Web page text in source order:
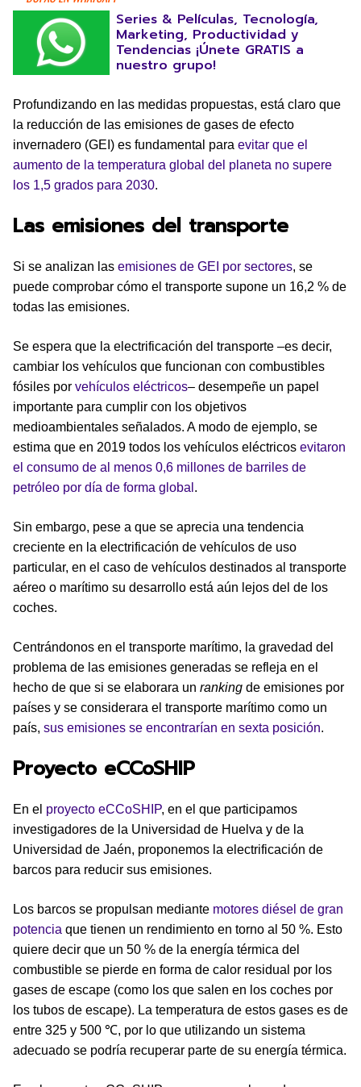
Series & Películas, Tecnología,
Marketing, Productividad y
Tendencias ¡Únete GRATIS a
nuestro grupo!
Profundizando en las medidas propuestas, está claro que
la reducción de las emisiones de gases de efecto
invernadero (GEI) es fundamental para evitar que el
aumento de la temperatura global del planeta no supere
los 1,5 grados para 2030.
Las emisiones del transporte
Si se analizan las emisiones de GEI por sectores, se
puede comprobar cómo el transporte supone un 16,2 % de
todas las emisiones.
Se espera que la electrificación del transporte –es decir,
cambiar los vehículos que funcionan con combustibles
fósiles por vehículos eléctricos– desempeñe un papel
importante para cumplir con los objetivos
medioambientales señalados. A modo de ejemplo, se
estima que en 2019 todos los vehículos eléctricos evitaron
el consumo de al menos 0,6 millones de barriles de
petróleo por día de forma global .
Sin embargo, pese a que se aprecia una tendencia
creciente en la electrificación de vehículos de uso
particular, en el caso de vehículos destinados al transporte
aéreo o marítimo su desarrollo está aún lejos del de los
coches.
Centrándonos en el transporte marítimo, la gravedad del
problema de las emisiones generadas se refleja en el
hecho de que si se elaborara un ranking de emisiones por
países y se considerara el transporte marítimo como un
país, sus emisiones se encontrarían en sexta posición.
Proyecto eCCoSHIP
En el proyecto eCCoSHIP, en el que participamos
investigadores de la Universidad de Huelva y de la
Universidad de Jaén, proponemos la electrificación de
barcos para reducir sus emisiones.
Los barcos se propulsan mediante motores diésel de gran
potencia que tienen un rendimiento en torno al 50 %. Esto
quiere decir que un 50 % de la energía térmica del
combustible se pierde en forma de calor residual por los
gases de escape (como los que salen en los coches por
los tubos de escape). La temperatura de estos gases es de
entre 325 y 500 ℃, por lo que utilizando un sistema
adecuado se podría recuperar parte de su energía térmica.